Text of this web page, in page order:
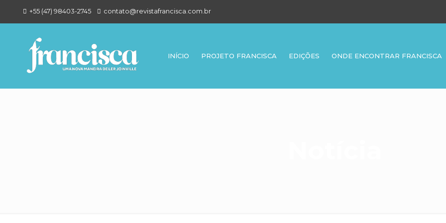
+55 (47) 98403-2745 contato@revistafrancisca.com.br
INÍCIO PROJETO FRANCISCA EDIÇÕES ONDE ENCONTRAR FRANCISCA